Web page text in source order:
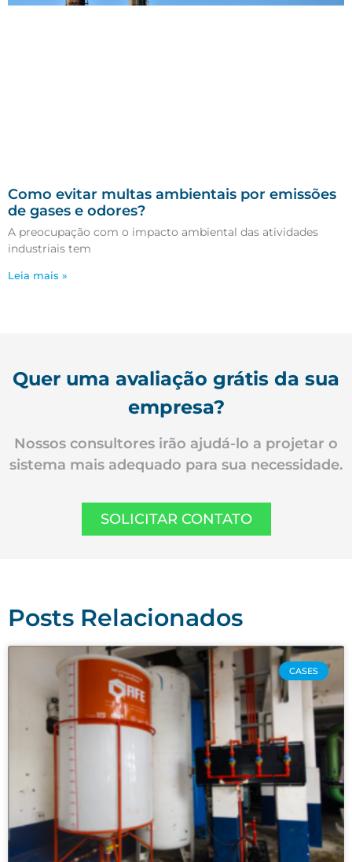
Como evitar multas ambientais por emissões
de gases e odores?
A preocupação com o impacto ambiental das atividades
industriais tem
Leia mais »
Quer uma avaliação grátis da sua
empresa?
Nossos consultores irão ajudá-lo a projetar o
sistema mais adequado para sua necessidade.
SOLICITAR CONTATO
Posts Relacionados
CASES